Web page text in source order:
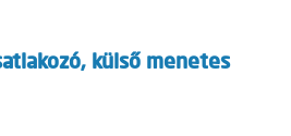
külső menetes